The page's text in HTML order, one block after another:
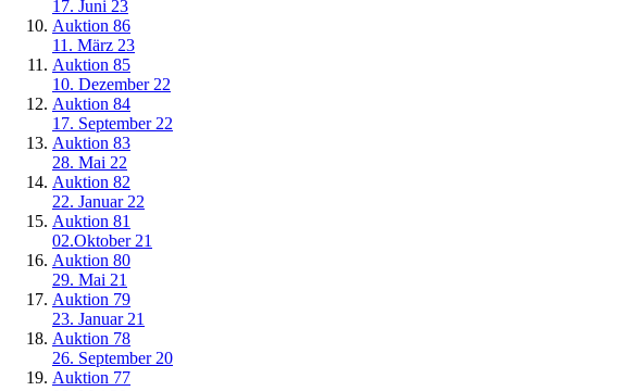
17. Juni 23
Auktion 86
11. März 23
Auktion 85
10. Dezember 22
Auktion 84
17. September 22
Auktion 83
28. Mai 22
Auktion 82
22. Januar 22
Auktion 81
02.Oktober 21
Auktion 80
29. Mai 21
Auktion 79
23. Januar 21
Auktion 78
26. September 20
Auktion 77